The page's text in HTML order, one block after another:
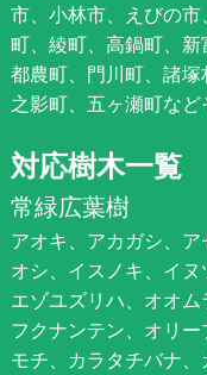
市、小林市、えびの
町、綾町、高鍋町、新
都農町、門川町、諸
之影町、五ヶ瀬町な
対応樹木一覧
常緑広葉樹
アオキ、アカガシ、
オシ、イスノキ、イヌ
エゾユズリハ、オオ
フクナンテン、オリ
モチ、カラタチバナ